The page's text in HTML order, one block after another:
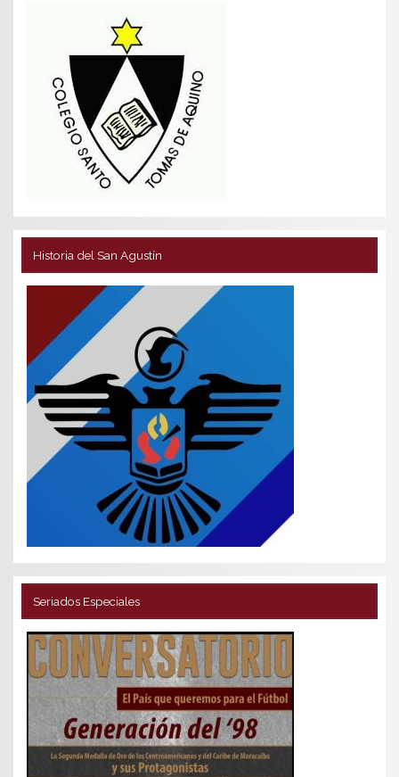
Historia del San Agustín
Seriados Especiales